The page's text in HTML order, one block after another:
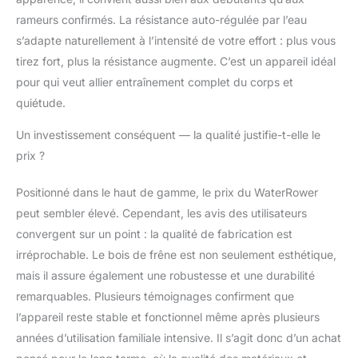
100%. mobilise 84%
des muscles du corps.
Efficace en un
minimum de temps.
range à la verticale
après utilisation
rameurs confirmés. La résistance auto-régulée par l’eau
s’adapte naturellement à l’intensité de votre effort : plus vous
tirez fort, plus la résistance augmente. C’est un appareil idéal
pour qui veut allier entraînement complet du corps et
quiétude.
Un investissement conséquent — la qualité justifie-t-elle le
prix ?
Positionné dans le haut de gamme, le prix du WaterRower
peut sembler élevé. Cependant, les avis des utilisateurs
convergent sur un point : la qualité de fabrication est
irréprochable. Le bois de frêne est non seulement esthétique,
mais il assure également une robustesse et une durabilité
remarquables. Plusieurs témoignages confirment que
l’appareil reste stable et fonctionnel même après plusieurs
années d’utilisation familiale intensive. Il s’agit donc d’un achat